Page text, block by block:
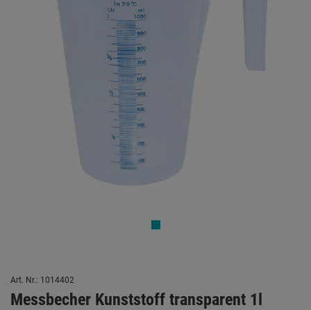
Art. Nr.: 1014402
Messbecher Kunststoff transparent 1l